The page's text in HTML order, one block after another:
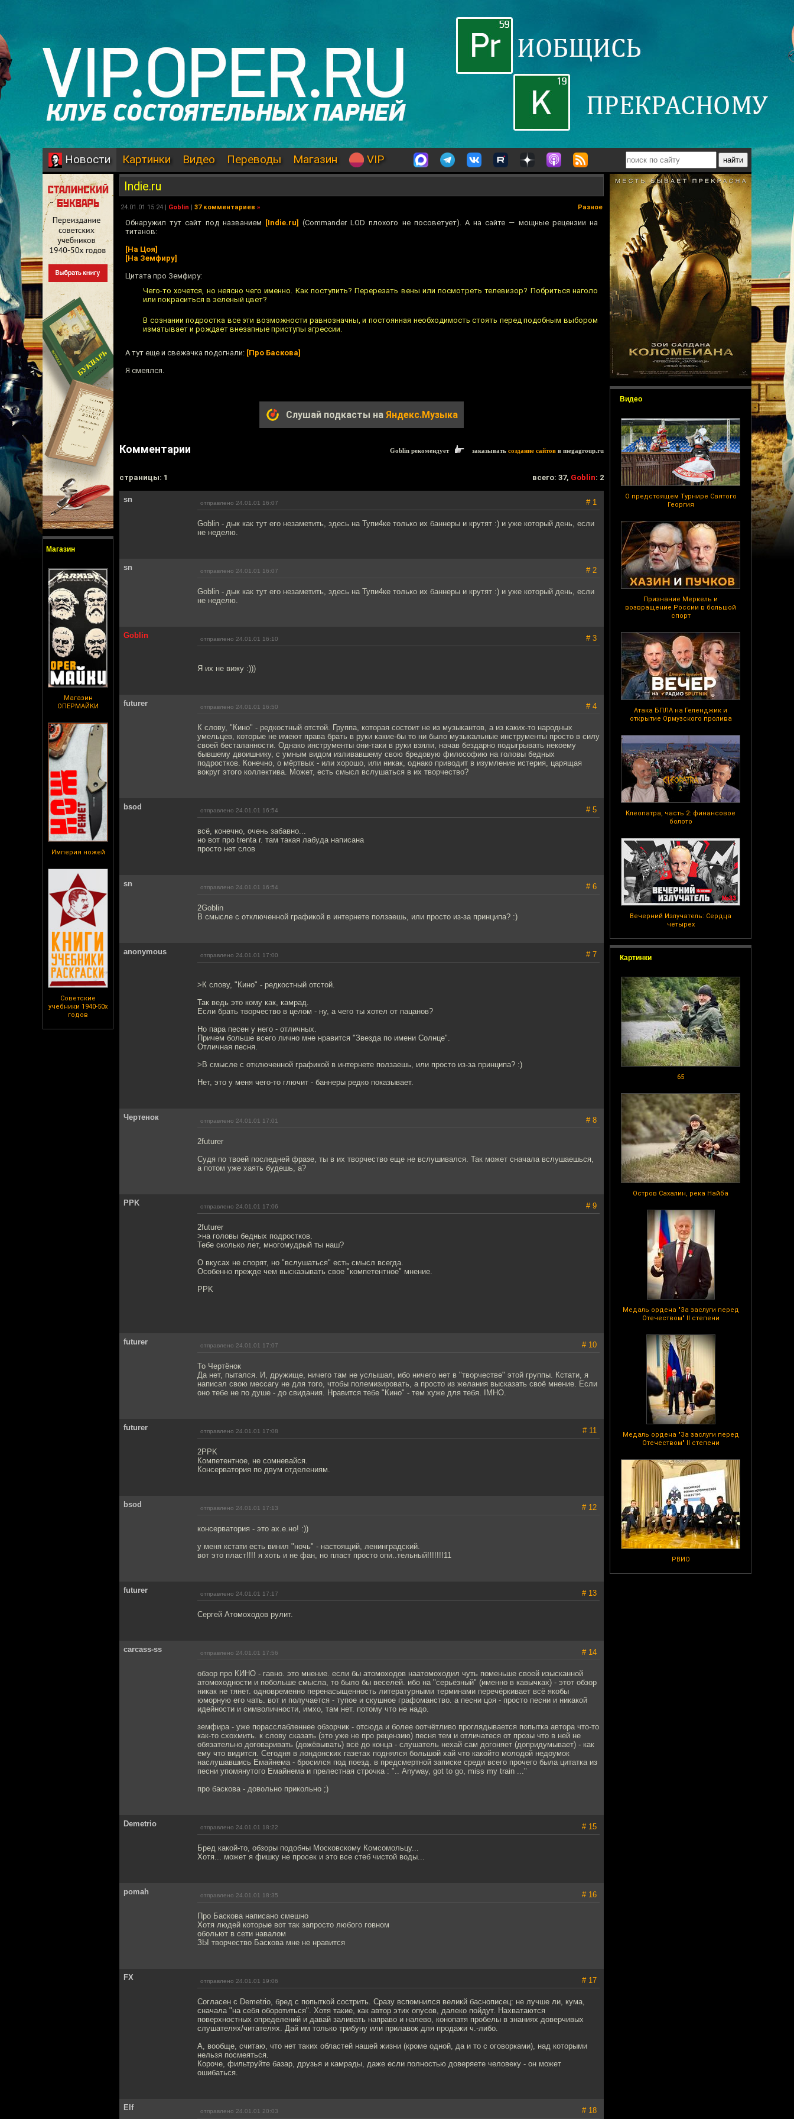
Новости Картинки Видео Переводы Магазин VIP
Магазин
Магазин
ОПЕРМАЙКИ
Империя ножей
Советские
учебники 1940-50х
годов
Видео
О предстоящем Турнире Святого
Георгия
Признание Меркель и
возвращение России в большой
спорт
Атака БПЛА на Геленджик и
открытие Ормузского пролива
Клеопатра, часть 2: финансовое
болото
Вечерний Излучатель: Сердца
четырех
Картинки
65
Остров Сахалин, река Найба
Медаль ордена "За заслуги перед
Отечеством" II степени
Медаль ордена "За заслуги перед
Отечеством" II степени
РВИО
Indie.ru
24.01.01 15:24 | Goblin | 37 комментариев » Разное
Обнаружил тут сайт под названием [Indie.ru] (Commander LOD плохого не посоветует). А на сайте — мощные рецензии на
титанов:
[На Цоя]
[На Земфиру]
Цитата про Земфиру:
Чего-то хочется, но неясно чего именно. Как поступить? Перерезать вены или посмотреть телевизор? Побриться наголо
или покраситься в зеленый цвет?
В сознании подростка все эти возможности равнозначны, и постоянная необходимость стоять перед подобным выбором
изматывает и рождает внезапные приступы агрессии.
А тут еще и свежачка подогнали: [Про Баскова]
Я смеялся.
Слушай подкасты на Яндекс.Музыка
Комментарии Goblin рекомендует заказывать создание сайтов в megagroup.ru
cтраницы: 1 всего: 37, Goblin: 2
sn отправлено 24.01.01 16:07 # 1
Goblin - дык как тут его незаметить, здесь на Тупи4ке только их баннеры и крутят :) и уже который день, если
не неделю.
sn отправлено 24.01.01 16:07 # 2
Goblin - дык как тут его незаметить, здесь на Тупи4ке только их баннеры и крутят :) и уже который день, если
не неделю.
Goblin отправлено 24.01.01 16:10 # 3
Я их не вижу :)))
futurer отправлено 24.01.01 16:50 # 4
К слову, "Кино" - редкостный отстой. Группа, которая состоит не из музыкантов, а из каких-то народных
умельцев, которые не имеют права брать в руки какие-бы то ни было музыкальные инструменты просто в силу
своей бесталанности. Однако инструменты они-таки в руки взяли, начав бездарно подыгрывать некоему
бывшему двоишнику, с умным видом изливавшему свою бредовую философию на головы бедных
подростков. Конечно, о мёртвых - или хорошо, или никак, однако приводит в изумление истерия, царящая
вокруг этого коллектива. Может, есть смысл вслушаться в их творчество?
bsod отправлено 24.01.01 16:54 # 5
всё, конечно, очень забавно...
но вот про trenta r. там такая лабуда написана
просто нет слов
sn отправлено 24.01.01 16:54 # 6
2Goblin
В смысле с отключенной графикой в интернете ползаешь, или просто из-за принципа? :)
anonymous отправлено 24.01.01 17:00 # 7
>К слову, "Кино" - редкостный отстой.
Так ведь это кому как, камрад.
Если брать творчество в целом - ну, а чего ты хотел от пацанов?
Но пара песен у него - отличных.
Причем больше всего лично мне нравится "Звезда по имени Солнце".
Отличная песня.
>В смысле с отключенной графикой в интернете ползаешь, или просто из-за принципа? :)
Нет, это у меня чего-то глючит - баннеры редко показывает.
Чертенок отправлено 24.01.01 17:01 # 8
2futurer
Судя по твоей последней фразе, ты в их творчество еще не вслушивался. Так может сначала вслушаешься,
а потом уже хаять будешь, а?
PPK отправлено 24.01.01 17:06 # 9
2futurer
>на головы бедных подростков.
Тебе сколько лет, многомудрый ты наш?
О вкусах не спорят, но "вслушаться" есть смысл всегда.
Особенно прежде чем высказывать свое "компетентное" мнение.
PPK
futurer отправлено 24.01.01 17:07 # 10
To Чертёнок
Да нет, пытался. И, дружище, ничего там не услышал, ибо ничего нет в "творчестве" этой группы. Кстати, я
написал свою мессагу не для того, чтобы полемизировать, а просто из желания высказать своё мнение. Если
оно тебе не по душе - до свидания. Нравится тебе "Кино" - тем хуже для тебя. IMHO.
futurer отправлено 24.01.01 17:08 # 11
2PPK
Компетентное, не сомневайся.
Консерватория по двум отделениям.
bsod отправлено 24.01.01 17:13 # 12
консерватория - это ах.е.но! :))
у меня кстати есть винил "ночь" - настоящий, ленинградский.
вот это пласт!!!! я хоть и не фан, но пласт просто опи..тельный!!!!!!!11
futurer отправлено 24.01.01 17:17 # 13
Сергей Атомоходов рулит.
carcass-ss отправлено 24.01.01 17:56 # 14
обзор про КИНО - гавно. это мнение. если бы атомоходов наатомоходил чуть поменьше своей изысканной
атомоходности и побольше смысла, то было бы веселей. ибо на "серьёзный" (именно в кавычках) - этот обзор
никак не тянет. одновременно перенасыщенность литературными терминами перечёркивает всё якобы
юморную его чать. вот и получается - тупое и скушное графоманство. а песни цоя - просто песни и никакой
идейности и символичности, имхо, там нет. потому что не надо.
земфира - уже порасслабленнее обзорчик - отсюда и более оотчётливо проглядывается попытка автора что-то
как-то схохмить. к слову сказать (это уже не про рецензию) песня тем и отличатеся от прозы что в ней не
обязательно договаривать (дожёвывать) всё до конца - слушатель нехай сам догоняет (допридумывает) - как
ему что видится. Сегодня в лондонских газетах поднялся большой хай что какойто молодой недоумок
наслушавшись Емайнема - бросился под поезд. в предсмертной записке среди всего прочего была цитатка из
песни упомянутого Емайнема и прелестная строчка : ".. Anyway, got to go, miss my train ..."
про баскова - довольно прикольно ;)
Demetrio отправлено 24.01.01 18:22 # 15
Бред какой-то, обзоры подобны Московскому Комсомольцу...
Хотя... может я фишку не просек и это все стеб чистой воды...
pomah отправлено 24.01.01 18:35 # 16
Про Баскова написано смешно
Хотя людей которые вот так запросто любого говном
обольют в сети навалом
ЗЫ творчество Баскова мне не нравится
FX отправлено 24.01.01 19:06 # 17
Согласен с Demetrio, бред с попыткой сострить. Сразу вспомнился великй баснописец: не лучше ли, кума,
сначала "на себя оборотиться". Хотя такие, как автор этих опусов, далеко пойдут. Нахватаются
поверхностных определений и давай заливать направо и налево, конопатя пробелы в знаниях доверчивых
слушателях/читателях. Дай им только трибуну или прилавок для продажи ч.-либо.
А, вообще, считаю, что нет таких областей нашей жизни (кроме одной, да и то с оговорками), над которыми
нельзя посмеяться.
Короче, фильтруйте базар, друзья и камрады, даже если полностью доверяете человеку - он может
ошибаться.
Elf отправлено 24.01.01 20:03 # 18